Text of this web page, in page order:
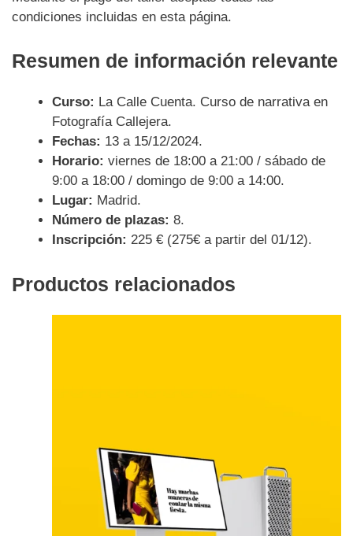
condiciones incluidas en esta página.
Resumen de información relevante
Curso: La Calle Cuenta. Curso de narrativa en
Fotografía Callejera.
Fechas: 13 a 15/12/2024.
Horario: viernes de 18:00 a 21:00 / sábado de
9:00 a 18:00 / domingo de 9:00 a 14:00.
Lugar: Madrid.
Número de plazas: 8.
Inscripción: 225 € (275€ a partir del 01/12).
Productos relacionados